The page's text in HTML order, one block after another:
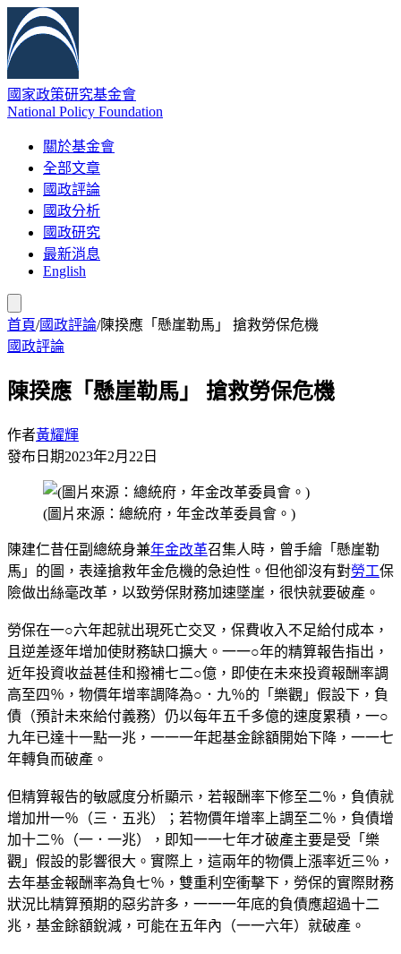
國家政策研究基金會
National Policy Foundation
關於基金會
全部文章
國政評論
國政分析
國政研究
最新消息
English
首頁/國政評論/陳揆應「懸崖勒馬」 搶救勞保危機
國政評論
陳揆應「懸崖勒馬」 搶救勞保危機
作者黃耀輝
發布日期2023年2月22日
(圖片來源：總統府，年金改革委員會。)
陳建仁昔任副總統身兼年金改革召集人時，曾手繪「懸崖勒
馬」的圖，表達搶救年金危機的急迫性。但他卻沒有對勞工保
險做出絲毫改革，以致勞保財務加速墜崖，很快就要破產。
勞保在一○六年起就出現死亡交叉，保費收入不足給付成本，
且逆差逐年增加使財務缺口擴大。一一○年的精算報告指出，
近年投資收益甚佳和撥補七二○億，即使在未來投資報酬率調
高至四％，物價年增率調降為○．九％的「樂觀」假設下，負
債（預計未來給付義務）仍以每年五千多億的速度累積，一○
九年已達十一點一兆，一一一年起基金餘額開始下降，一一七
年轉負而破產。
但精算報告的敏感度分析顯示，若報酬率下修至二％，負債就
增加卅一％（三．五兆）；若物價年增率上調至二％，負債增
加十二％（一．一兆），即知一一七年才破產主要是受「樂
觀」假設的影響很大。實際上，這兩年的物價上漲率近三％，
去年基金報酬率為負七％，雙重利空衝擊下，勞保的實際財務
狀況比精算預期的惡劣許多，一一一年底的負債應超過十二
兆，基金餘額銳減，可能在五年內（一一六年）就破產。